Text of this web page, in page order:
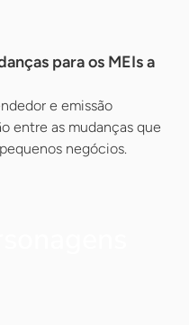
para os MEIs a
e emissão
entre as mudanças que
negócios.